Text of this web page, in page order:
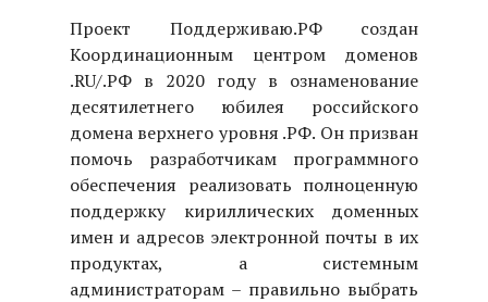
Проект Поддерживаю.РФ создан
Координационным центром доменов
.RU/.РФ в 2020 году в ознаменование
десятилетнего юбилея российского
домена верхнего уровня .РФ. Он призван
помочь разработчикам программного
обеспечения реализовать полноценную
поддержку кириллических доменных
имен и адресов электронной почты в их
продуктах, а системным
администраторам – правильно выбрать